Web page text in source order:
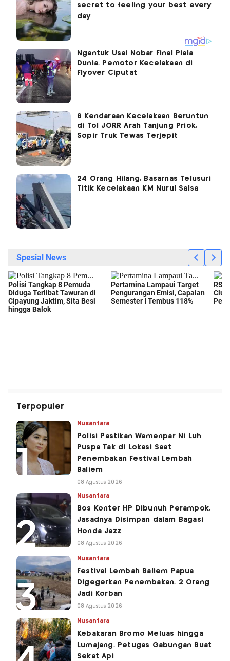
Ngantuk Usai Nobar Final Piala
Dunia, Pemotor Kecelakaan di
Flyover Ciputat
6 Kendaraan Kecelakaan Beruntun
di Tol JORR Arah Tanjung Priok,
Sopir Truk Tewas Terjepit
24 Orang Hilang, Basarnas Telusuri
Titik Kecelakaan KM Nurul Salsa
Terpopuler
Nusantara
Polisi Pastikan Wamenpar Ni Luh
Puspa Tak di Lokasi Saat
Penembakan Festival Lembah
Baliem
08 Agustus 2026
Nusantara
Bos Konter HP Dibunuh Perampok,
Jasadnya Disimpan dalam Bagasi
Honda Jazz
08 Agustus 2026
Nusantara
Festival Lembah Baliem Papua
Digegerkan Penembakan, 2 Orang
Jadi Korban
08 Agustus 2026
Nusantara
Kebakaran Bromo Meluas hingga
Lumajang, Petugas Gabungan Buat
Sekat Api